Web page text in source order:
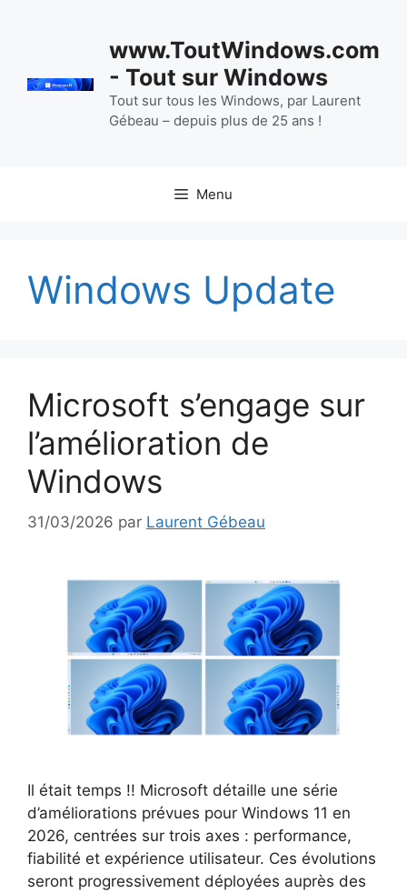
www.ToutWindows.com
- Tout sur Windows
Tout sur tous les Windows, par Laurent
Gébeau – depuis plus de 25 ans !
Menu
Windows Update
Microsoft s’engage sur
l’amélioration de
Windows
31/03/2026 par Laurent Gébeau
Il était temps !! Microsoft détaille une série
d’améliorations prévues pour Windows 11 en
2026, centrées sur trois axes : performance,
fiabilité et expérience utilisateur. Ces évolutions
seront progressivement déployées auprès des